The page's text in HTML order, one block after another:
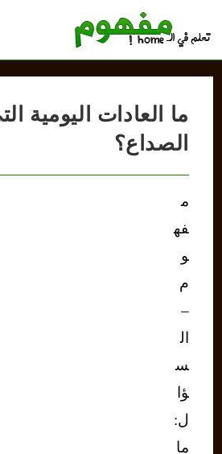
ما العادات اليومية
الصداع؟
م
فه
و
م
–
ال
س
ؤا
ل:
ما